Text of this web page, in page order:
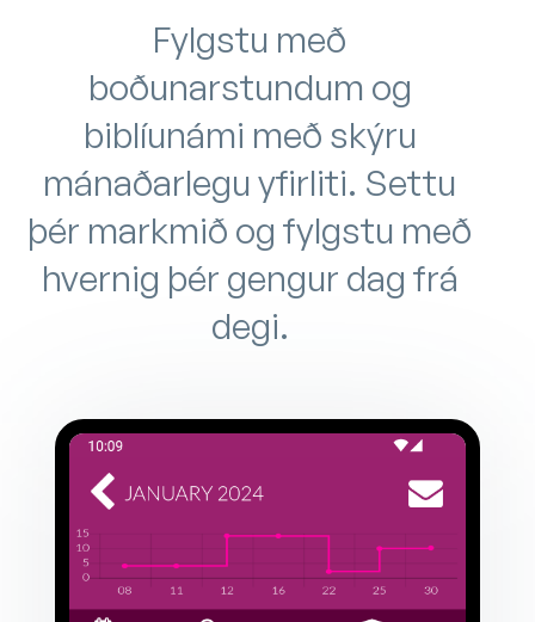
Fylgstu með
boðunarstundum og
biblíunámi með skýru
mánaðarlegu yfirliti. Settu
þér markmið og fylgstu með
hvernig þér gengur dag frá
degi.